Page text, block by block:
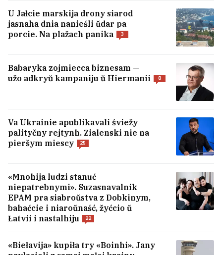
U Jałcie marskija drony siarod
jasnaha dnia nanieśli ŭdar pa
porcie. Na plažach panika
3
Babaryka zojmiecca biznesam —
užo adkryŭ kampaniju ŭ Hiermanii
8
Va Ukrainie apublikavali śviežy
palityčny rejtynh. Zialenski nie na
pieršym miescy
25
«Mnohija ludzi stanuć
niepatrebnymi». Suzasnavalnik
EPAM pra siabroŭstva z Dobkinym,
bahaćcie i niaroŭnaść, žyćcio ŭ
Łatvii i nastalhiju
22
«Biełavija» kupiła try «Boinhi». Jany